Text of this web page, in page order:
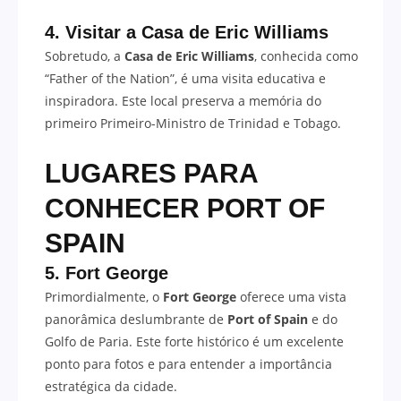
4. Visitar a Casa de Eric Williams
Sobretudo, a Casa de Eric Williams, conhecida como
“Father of the Nation”, é uma visita educativa e
inspiradora. Este local preserva a memória do
primeiro Primeiro-Ministro de Trinidad e Tobago.
LUGARES PARA
CONHECER PORT OF
SPAIN
5. Fort George
Primordialmente, o Fort George oferece uma vista
panorâmica deslumbrante de Port of Spain e do
Golfo de Paria. Este forte histórico é um excelente
ponto para fotos e para entender a importância
estratégica da cidade.